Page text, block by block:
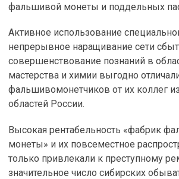
фальшивой монеты и поддельных
Активное использование
непрерывное наращивание сети
совершенствование познаний в
мастерства и химии выгодно
фальшивомонетчиков от их коллег
областей России.
Высокая рентабельность «фабрик
монеты» и их повсеместное
только привлекали к преступному
значительное число сибирских